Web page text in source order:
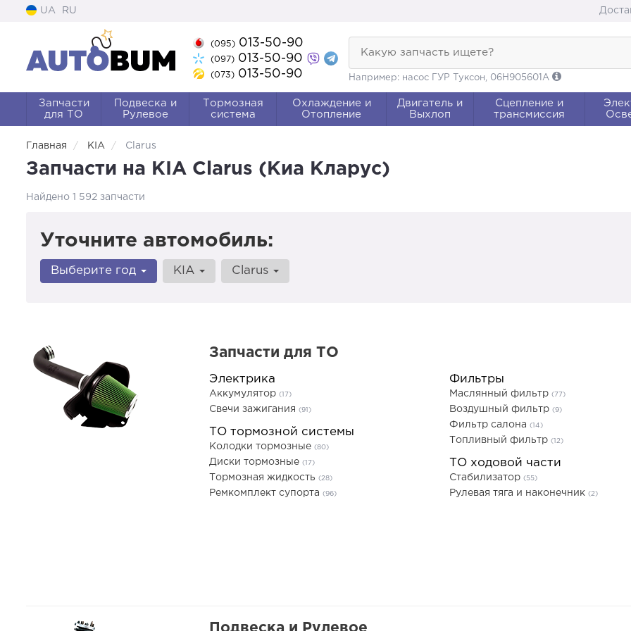
UA RU
(095)013-50-90
(097)013-50-90
(073)013-50-90
Какую запчасть ищете?
Например: насос ГУР Туксон, 06H905601A
Запчасти
для ТО
Подвеска и
Рулевое
Тормозная
система
Охлаждение и
Отопление
Двигатель и
Выхлоп
Сцепление и
трансмиссия
Главная KIA Clarus
Запчасти на KIA Clarus (Киа Кларус)
Найдено 1 592 запчасти
Уточните автомобиль:
Выберите год KIA Clarus
Запчасти для ТО
Электрика
Аккумулятор (17)
Свечи зажигания (91)
Фильтры
Маслянный фильтр (77)
Воздушный фильтр (9)
Фильтр салона (14)
Топливный фильтр (12)
ТО тормозной системы
Колодки тормозные (80)
Диски тормозные (17)
Тормозная жидкость (28)
Ремкомплект супорта (96)
ТО ходовой части
Стабилизатор (55)
Рулевая тяга и наконечник (2)
Подвеска и Рулевое